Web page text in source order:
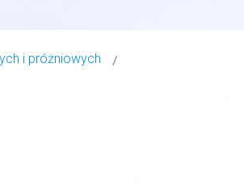
i próżniowych